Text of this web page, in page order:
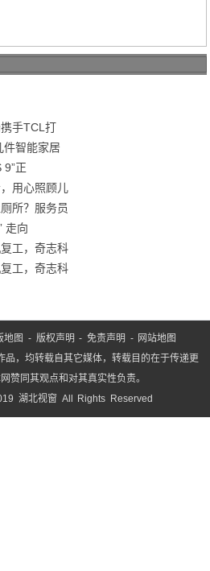
手TCL打
件智能家居
9”正
用心照顾儿
所？服务员
走向
工，奇志科
工，奇志科
地图 - 版权声明 -免责声明 - 网站地图
品，均转载自其它媒体，转载目的在于传递更
赞同其观点和对其真实性负责。
湖北视窗 All Rights Reserved